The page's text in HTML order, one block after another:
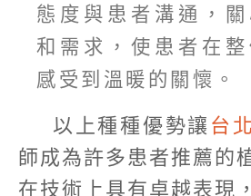
態度與患者溝通，
和需求，使患者在
感受到溫暖的關懷。
以上種種優勢讓 台
師成為許多患者推薦的
在技術上具有卓越表現